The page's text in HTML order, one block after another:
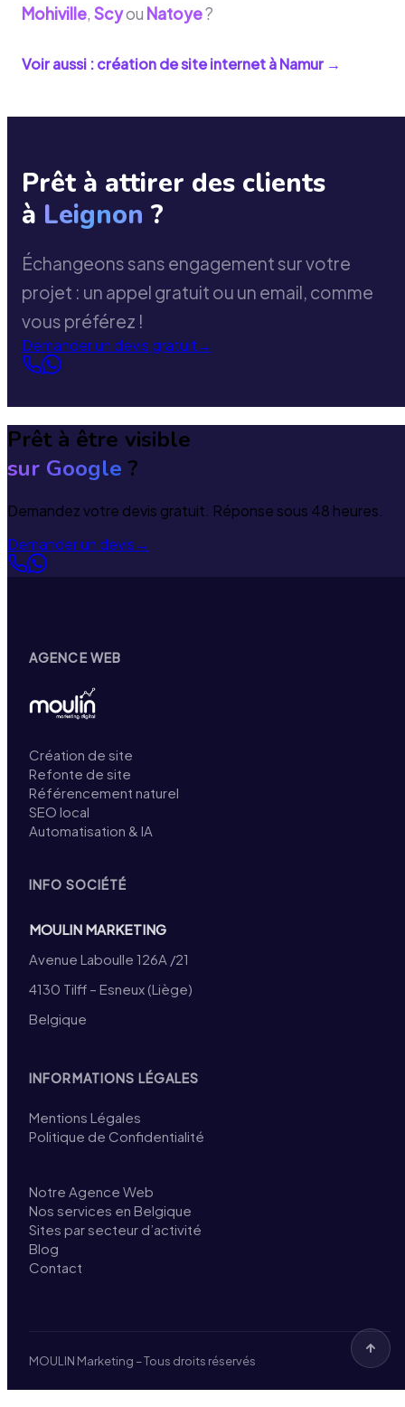
Mohiville, Scyou Natoye?
Voir aussi : création de site internet àNamur →
Prêt à attirer des clients
à Leignon ?
Échangeons sans engagement sur votre
projet : un appel gratuit ou un email, comme
vous préférez !
Demander un devis gratuit→
Prêt à être visible
sur Google ?
Demandez votre devis gratuit. Réponse sous 48 heures.
Demander un devis→
AGENCE WEB
Création de site
Refonte de site
Référencement naturel
SEO local
Automatisation & IA
INFO SOCIÉTÉ
MOULIN MARKETING
Avenue Laboulle 126A /21
4130 Tilff – Esneux (Liège)
Belgique
INFORMATIONS LÉGALES
Mentions Légales
Politique de Confidentialité
Notre Agence Web
Nos services en Belgique
Sites par secteur d’activité
Blog
Contact
MOULIN Marketing – Tous droits réservés